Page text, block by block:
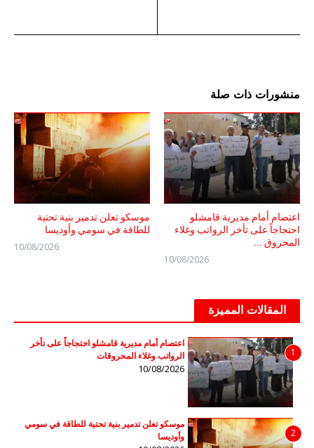
منشورات ذات صلة
اعتصام أمام مديرية قامشلو
احتجاجاً على تأخر الرواتب وغلاء
المحروق ...
10/08/2026
موسكو تعلن تدمير بنية تحتية
للطاقة في سومي وأوديسا
10/08/2026
المقالات المميزة
1
اعتصام أمام مديرية قامشلو احتجاجاً على تأخر
الرواتب وغلاء المحروقات
10/08/2026
2
موسكو تعلن تدمير بنية تحتية للطاقة في سومي
وأوديسا